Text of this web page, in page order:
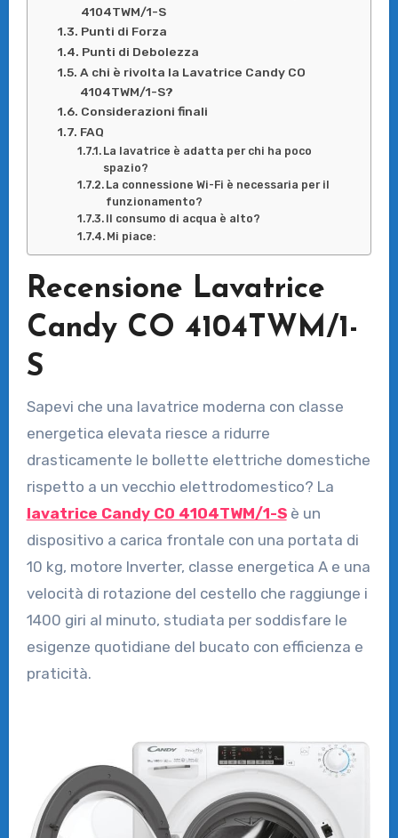
4104TWM/1-S
Punti di Forza
Punti di Debolezza
A chi è rivolta la Lavatrice Candy CO
4104TWM/1-S?
Considerazioni finali
FAQ
La lavatrice è adatta per chi ha poco
spazio?
La connessione Wi-Fi è necessaria per il
funzionamento?
Il consumo di acqua è alto?
Mi piace:
Recensione Lavatrice
Candy CO 4104TWM/1-
S
Sapevi che una lavatrice moderna con classe
energetica elevata riesce a ridurre
drasticamente le bollette elettriche domestiche
rispetto a un vecchio elettrodomestico? La
lavatrice Candy CO 4104TWM/1-Sè un
dispositivo a carica frontale con una portata di
10 kg, motore Inverter, classe energetica A e una
velocità di rotazione del cestello che raggiunge i
1400 giri al minuto, studiata per soddisfare le
esigenze quotidiane del bucato con efficienza e
praticità.